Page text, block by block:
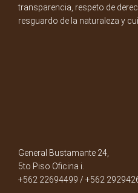
transparencia, respeto de
resguardo de la naturaleza y
General Bustamante 24,
5to Piso Oficina i.
+562 22694499 / +562